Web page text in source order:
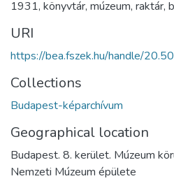
1931, könyvtár, múzeum, raktár,
URI
https://bea.fszek.hu/handle/
Collections
Budapest-képarchívum
Geographical location
Budapest. 8. kerület. Múzeum
Nemzeti Múzeum épülete